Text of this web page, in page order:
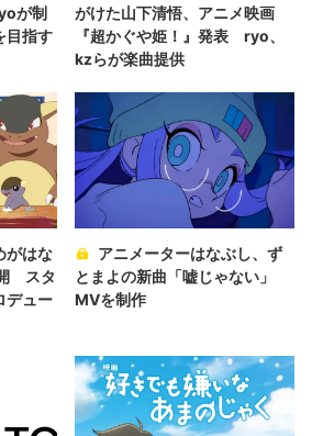
が制
目指す
がけた山下清悟、アニメ映画
『超かぐや姫！』発表 ryo、
kzらが楽曲提供
がはな
スタ
デュー
アニメーターはなぶし、ず
とまよの新曲「嘘じゃない」
MVを制作